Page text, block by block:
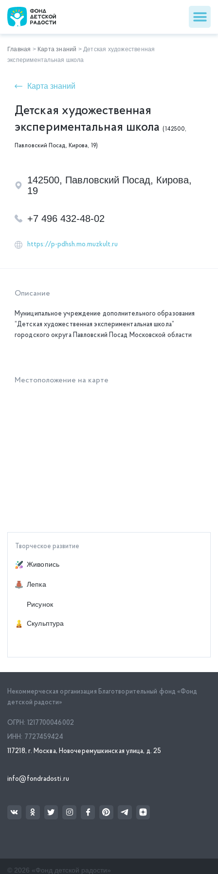
Главная > Карта знаний >Детская художественная
экспериментальная школа
Карта знаний
Детская художественная
экспериментальная школа(142500,
Павловский Посад, Кирова, 19)
142500, Павловский Посад, Кирова,
19
+7 496 432-48-02
https://p-pdhsh.mo.muzkult.ru
Описание
Муниципальное учреждение дополнительного образования
“Детская художественная экспериментальная школа”
городского округа Павловский Посад Московской области
Местоположение на карте
Творческое развитие
Живопись
Лепка
Рисунок
Скульптура
Некоммерческая организация Благотворительный фонд «Фонд
детской радости»
ОГРН: 1217700046002
ИНН: 7727459424
117218, г. Москва, Новочеремушкинская улица, д. 25
info@fondradosti.ru
© 2026 «Фонд детской радости»